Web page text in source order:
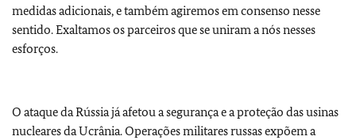
medidas adicionais, e também agiremos em consenso nesse
sentido. Exaltamos os parceiros que se uniram a nós nesses
esforços.
O ataque da Rússia já afetou a segurança e a proteção das usinas
nucleares da Ucrânia. Operações militares russas expõem a